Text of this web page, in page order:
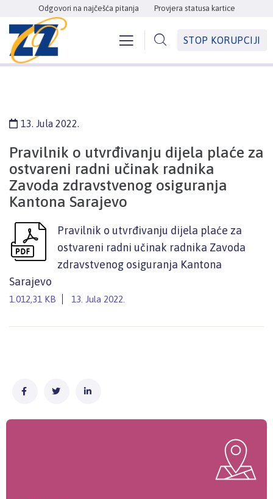
Odgovori na najčešća pitanja Provjera statusa kartice
STOP KORUPCIJI
13. Jula 2022.
Pravilnik o utvrđivanju dijela plaće za
ostvareni radni učinak radnika
Zavoda zdravstvenog osiguranja
Kantona Sarajevo
Pravilnik o utvrđivanju dijela plaće za
ostvareni radni učinak radnika Zavoda
zdravstvenog osiguranja Kantona
Sarajevo
1.012,31 KB 13. Jula 2022.